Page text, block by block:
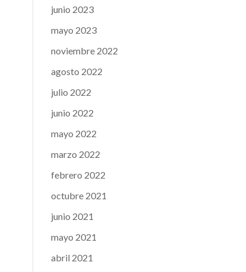
junio 2023
mayo 2023
noviembre 2022
agosto 2022
julio 2022
junio 2022
mayo 2022
marzo 2022
febrero 2022
octubre 2021
junio 2021
mayo 2021
abril 2021